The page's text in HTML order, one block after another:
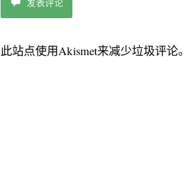
发表评论
此站点使用Akismet来减少垃圾评论。